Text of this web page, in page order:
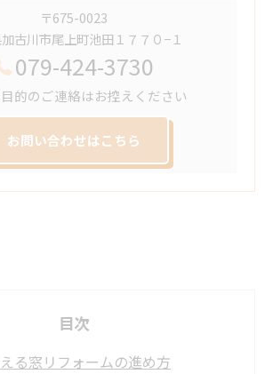
〒675-0023
古川市尾上町池田１７７０−１
079-424-3730
的のご連絡はお控えください
お問い合わせはこちら
目次
る窓リフォームの進め方